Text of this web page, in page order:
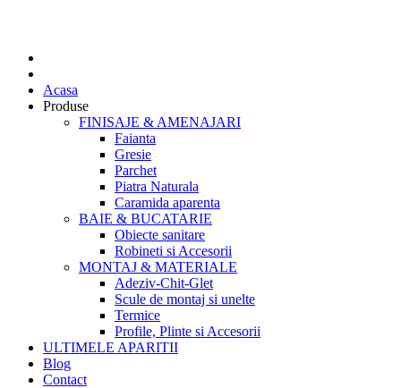
Acasa
Produse
FINISAJE & AMENAJARI
Faianta
Gresie
Parchet
Piatra Naturala
Caramida aparenta
BAIE & BUCATARIE
Obiecte sanitare
Robineti si Accesorii
MONTAJ & MATERIALE
Adeziv-Chit-Glet
Scule de montaj si unelte
Termice
Profile, Plinte si Accesorii
ULTIMELE APARITII
Blog
Contact